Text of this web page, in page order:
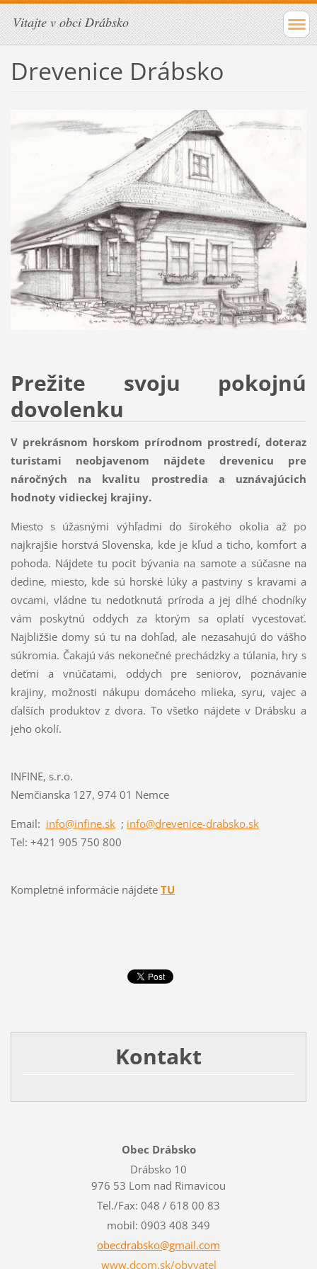
Vitajte v obci Drábsko
Drevenice Drábsko
Prežite svoju pokojnú
dovolenku
V prekrásnom horskom prírodnom prostredí, doteraz
turistami neobjavenom nájdete drevenicu pre
náročných na kvalitu prostredia a uznávajúcich
hodnoty vidieckej krajiny.
Miesto s úžasnými výhľadmi do širokého okolia až po
najkrajšie horstvá Slovenska, kde je kľud a ticho, komfort a
pohoda. Nájdete tu pocit bývania na samote a súčasne na
dedine, miesto, kde sú horské lúky a pastviny s kravami a
ovcami, vládne tu nedotknutá príroda a jej dlhé chodníky
vám poskytnú oddych za ktorým sa oplatí vycestovať.
Najbližšie domy sú tu na dohľad, ale nezasahujú do vášho
súkromia. Čakajú vás nekonečné prechádzky a túlania, hry s
deťmi a vnúčatami, oddych pre seniorov, poznávanie
krajiny, možnosti nákupu domáceho mlieka, syru, vajec a
ďalších produktov z dvora. To všetko nájdete v Drábsku a
jeho okolí.
INFINE, s.r.o.
Nemčianska 127, 974 01 Nemce
Email: info@infine.sk; info@drevenice-drabsko.sk
Tel: +421 905 750 800
Kompletné informácie nájdete TU
Kontakt
Obec Drábsko
Drábsko 10
976 53 Lom nad Rimavicou
Tel./Fax: 048 / 618 00 83
mobil: 0903 408 349
obecdrabsko@gmail.com
www.dcom.sk/obyvatel